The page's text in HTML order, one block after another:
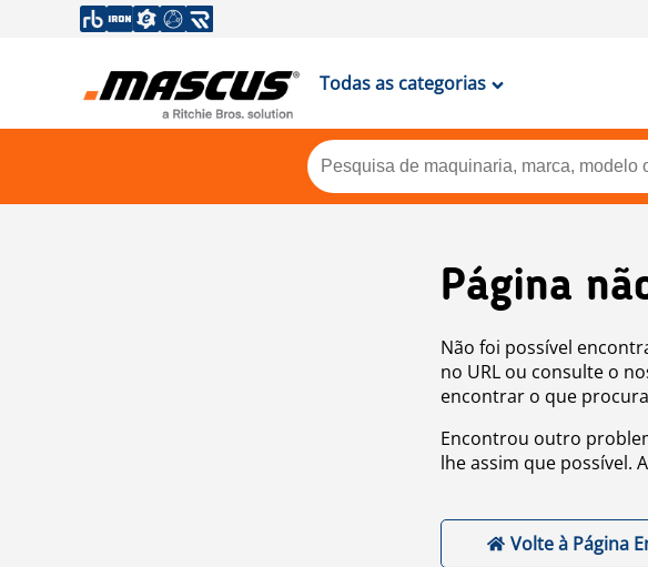
Todas as categorias
Página
Não foi possível
no URL ou consulte o
encontrar o que
Encontrou outro
lhe assim que possível.
Volte à Página